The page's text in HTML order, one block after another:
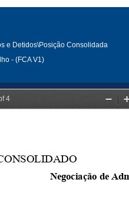
e Detidos\Posição Consolidada
- (FCA V1)